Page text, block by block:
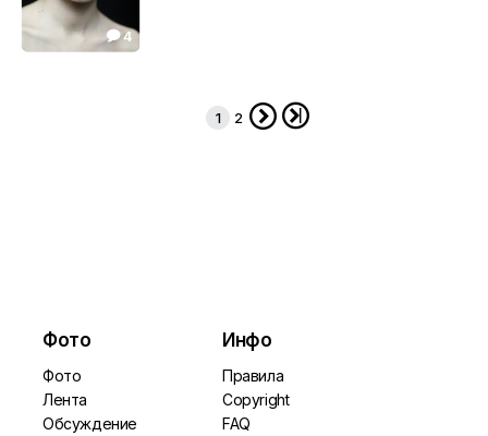
 4
1 2  
Фото
Фото
Лента
Обсуждение
Инфо
Правила
Copyright
FAQ